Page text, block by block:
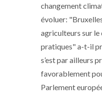
changement
évoluer:
agriculteurs sur le
pratiques" a-t-il
s’est par ailleurs
favorablement
Parlement